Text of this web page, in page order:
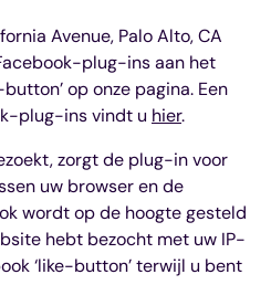
Avenue, Palo Alto, CA
plug-ins aan het
op onze pagina. Een
plug-ins vindt u hier.
zorgt de plug-in voor
uw browser en de
wordt op de hoogte gesteld
hebt bezocht met uw IP-
‘like-button’ terwijl u bent